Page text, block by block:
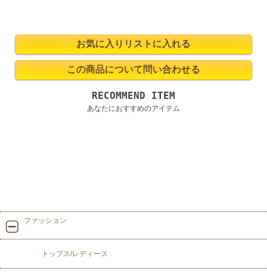
RECOMMEND ITEM
あなたにおすすめのアイテム
ファッション
トップス/レディース